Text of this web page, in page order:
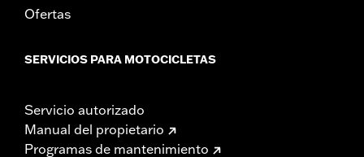
Ofertas
SERVICIOS PARA MOTOCICLETAS
Servicio autorizado
Manual del propietario
Programas de mantenimiento